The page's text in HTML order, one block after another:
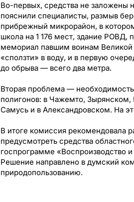
Во-первых, средства не заложены
пояснили специалисты, размыв
прибрежный микрорайон, в
школа на 1 176 мест, здание
мемориал павшим воинам Великой
«сползти» в воду, и в первую
до обрыва — всего два метра.
Вторая проблема —
полигонов: в Чажемто, Зырянском,
Самусь и в Александровском. На
В итоге комиссия рекомендовала
предусмотреть средства
госпрограмме «Воспроизводство
Решение направлено в думский
природопользованию.